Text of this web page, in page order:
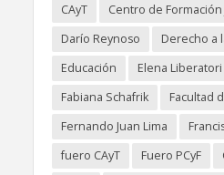
CAyT
Centro de Formación
Darío Reynoso
Derecho a
Educación
Elena Liberatori
Fabiana Schafrik
Facultad
Fernando Juan Lima
fuero CAyT
Fuero PCyF